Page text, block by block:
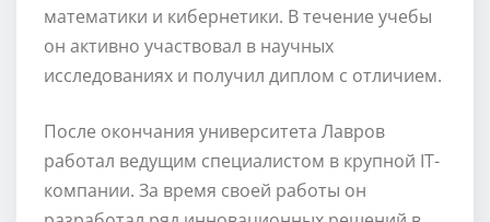
математики и кибернетики. В течение учебы
он активно участвовал в научных
исследованиях и получил диплом с отличием.
После окончания университета Лавров
работал ведущим специалистом в крупной IT-
компании. За время своей работы он